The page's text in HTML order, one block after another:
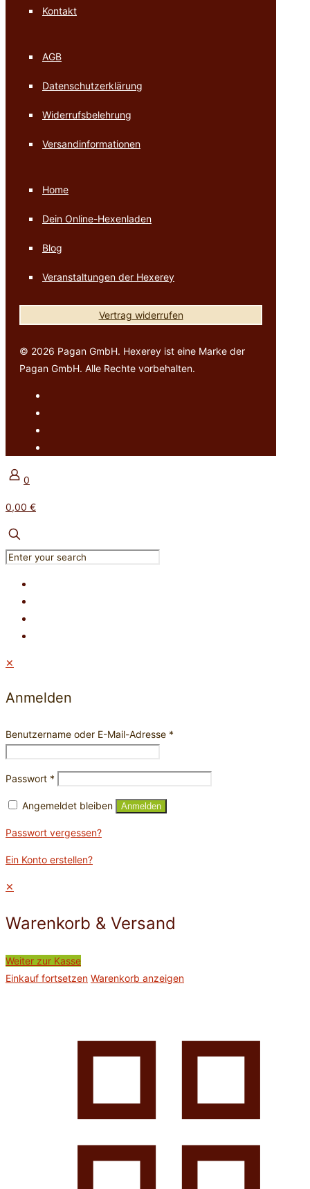
Kontakt
AGB
Datenschutzerklärung
Widerrufsbelehrung
Versandinformationen
Home
Dein Online-Hexenladen
Blog
Veranstaltungen der Hexerey
Vertrag widerrufen
© 2026 Pagan GmbH. Hexerey ist eine Marke der
Pagan GmbH. Alle Rechte vorbehalten.
0
0,00 €
✕
Anmelden
Benutzername oder E-Mail-Adresse *
Passwort *
Angemeldet bleiben Anmelden
Passwort vergessen?
Ein Konto erstellen?
✕
Warenkorb & Versand
Weiter zur Kasse
Einkauf fortsetzen Warenkorb anzeigen